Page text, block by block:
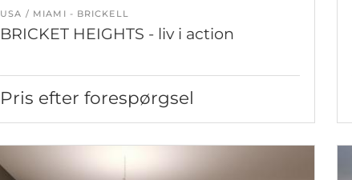
USA MIAMI - BRICKELL
BRICKET HEIGHTS - liv i action
Pris efter forespørgsel